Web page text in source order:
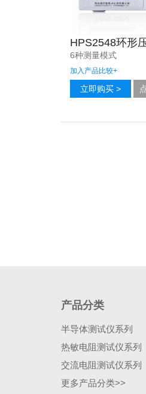
HPS2548环形
6种测量模式
加入产品比较+
立即购买 >
产品分类
半导体测试仪系列
热敏电阻测试仪系列
交流电阻测试仪系列
更多产品分类>>